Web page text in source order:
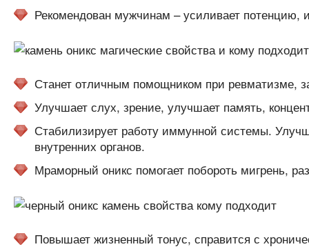
Рекомендован мужчинам – усиливает потенцию,
Станет отличным помощником при ревматизме,
Улучшает слух, зрение, улучшает память,
Стабилизирует работу иммунной системы.
внутренних органов.
Мраморный оникс помогает побороть мигрень,
Повышает жизненный тонус, справится с